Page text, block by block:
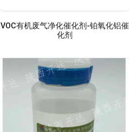
VOC有机废气净化催化剂-铂氧化铝催
化剂